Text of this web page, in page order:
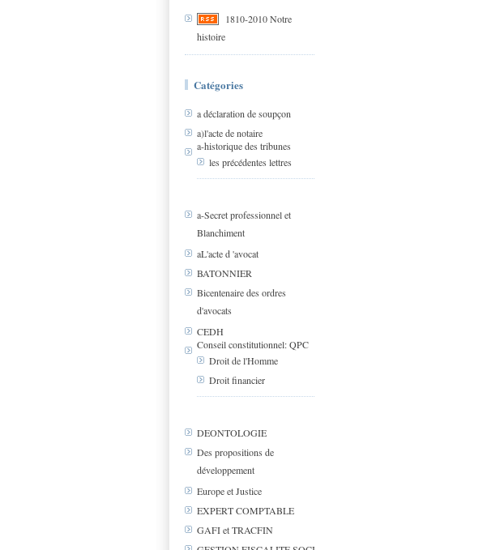
1810-2010 Notre
histoire
Catégories
a déclaration de soupçon
a)l'acte de notaire
a-historique des tribunes
les précédentes lettres
a-Secret professionnel et
Blanchiment
aL'acte d 'avocat
BATONNIER
Bicentenaire des ordres
d'avocats
CEDH
Conseil constitutionnel: QPC
Droit de l'Homme
Droit financier
DEONTOLOGIE
Des propositions de
développement
Europe et Justice
EXPERT COMPTABLE
GAFI et TRACFIN